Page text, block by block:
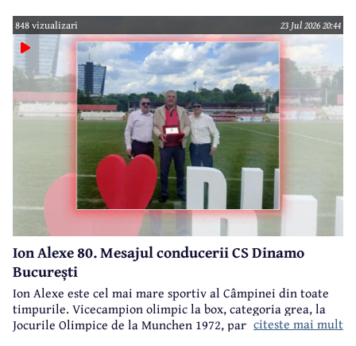
european, multiplu campion național, Ion Alexe va împlini
sâmbătă, 25 iulie, frumoasa vârstă de 80 ani.
848 vizualizari 23 Jul 2026 20:44
Ion Alexe 80. Mesajul conducerii CS Dinamo
București
Ion Alexe este cel mai mare sportiv al Câmpinei din toate
timpurile. Vicecampion olimpic la box, categoria grea, la
Jocurile Olimpice de la Munchen 1972, participant la
citeste mai mult